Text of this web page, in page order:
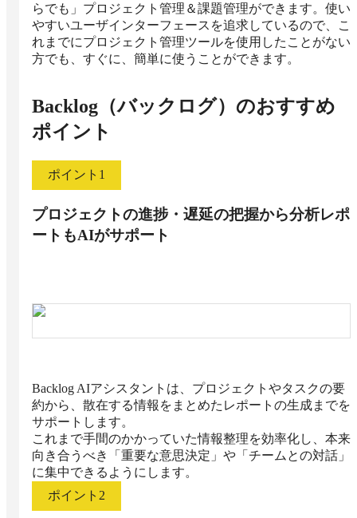
らでも」プロジェクト管理＆課題管理ができます。使い
やすいユーザインターフェースを追求しているので、こ
れまでにプロジェクト管理ツールを使用したことがない
方でも、すぐに、簡単に使うことができます。
Backlog（バックログ） のおすすめ
ポイント
ポイント 1
プロジェクトの進捗・遅延の把握から分析レポ
ートもAIがサポート
Backlog AIアシスタントは、プロジェクトやタスクの要
約から、散在する情報をまとめたレポートの生成までを
サポートします。
これまで手間のかかっていた情報整理を効率化し、本来
向き合うべき「重要な意思決定」や「チームとの対話」
に集中できるようにします。
ポイント 2